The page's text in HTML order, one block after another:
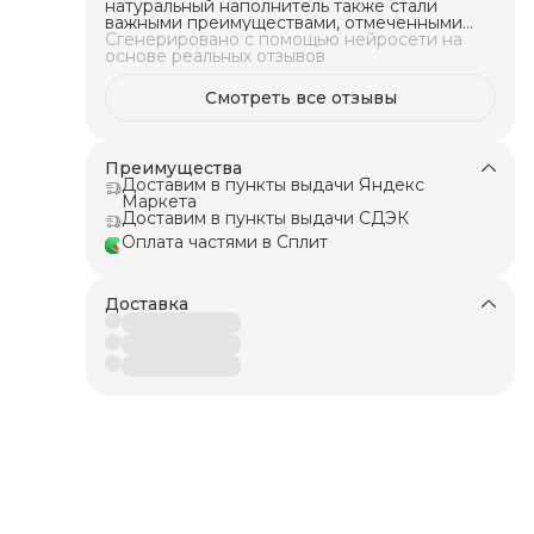
натуральный наполнитель также стали
важными преимуществами, отмеченными
покупателями. Эта подушка идеально
подойдет для тех, кто предпочитает
упругие подушки с натуральным
наполнителем и съемным чехлом.
Сгенерировано с помощью нейросети на
основе реальных отзывов
Смотреть все отзывы
Преимущества
Доставим в пункты выдачи Яндекс
Маркета
Доставим в пункты выдачи СДЭК
Оплата частями в Сплит
Доставка